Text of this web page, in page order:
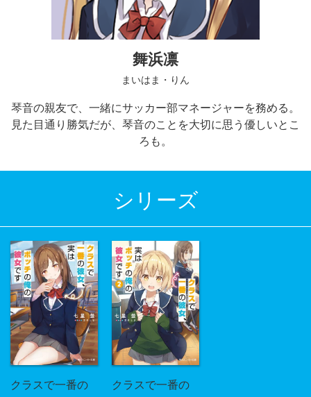
舞浜凛
まいはま・りん
琴音の親友で、一緒にサッカー部マネージャーを務める。
見た目通り勝気だが、琴音のことを大切に思う優しいとこ
ろも。
シリーズ
クラスで一番の
クラスで一番の